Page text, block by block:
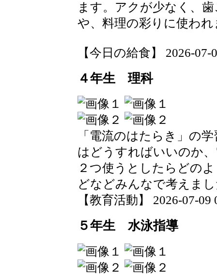
ます。アクが少なく、
や、料理の彩りに使われ
【今日の給食】 2026-07-
４年生 理科
「電流のはたらき」の
はどうすればいいのか
２つ使うとしたらどの
どなどみんなで考えま
【教育活動】 2026-07-09
５年生 水泳指導